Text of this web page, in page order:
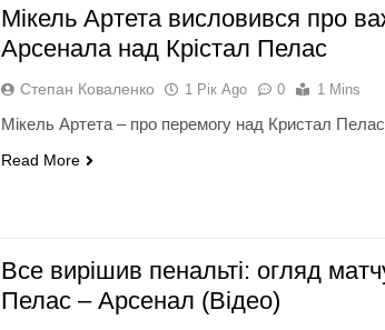
Мікель Артета висловився про
Арсенала над Крістал Пелас
Степан Коваленко 1 Рік Ago 0 1 Mins
Мікель Артета – про перемогу над Кристал
Read More
Все вирішив пенальті: огляд
Пелас – Арсенал (Відео)